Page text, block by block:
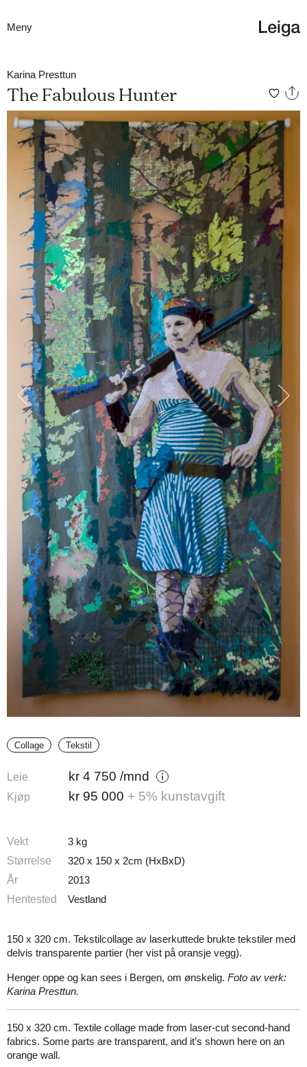
Meny
Karina Presttun
The Fabulous Hunter
Collage Tekstil
Leie kr 4 750 /mnd
Kjøp kr 95 000 + 5% kunstavgift
Vekt
3 kg
Størrelse
320 x 150 x 2cm (HxBxD)
År
2013
Hentested
Vestland
150 x 320 cm. Tekstilcollage av laserkuttede brukte tekstiler med
delvis transparente partier (her vist på oransje vegg).
Henger oppe og kan sees i Bergen, om ønskelig. Foto av verk:
Karina Presttun.
150 x 320 cm. Textile collage made from laser-cut second-hand
fabrics. Some parts are transparent, and it’s shown here on an
orange wall.